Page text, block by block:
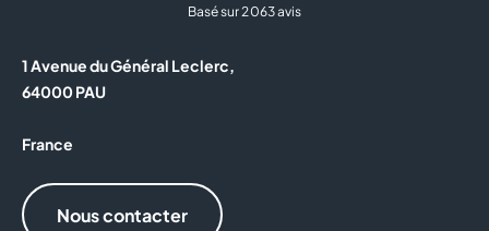
Basé sur 2 063 avis
1 Avenue du Général Leclerc,
64000 PAU
France
Nous contacter